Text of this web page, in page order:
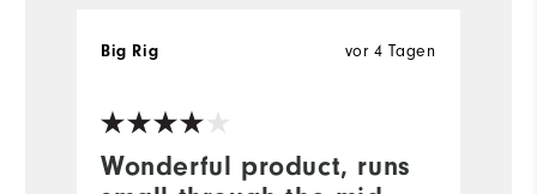
Wonderful product, runs
vor 4 Tagen
Big Rig